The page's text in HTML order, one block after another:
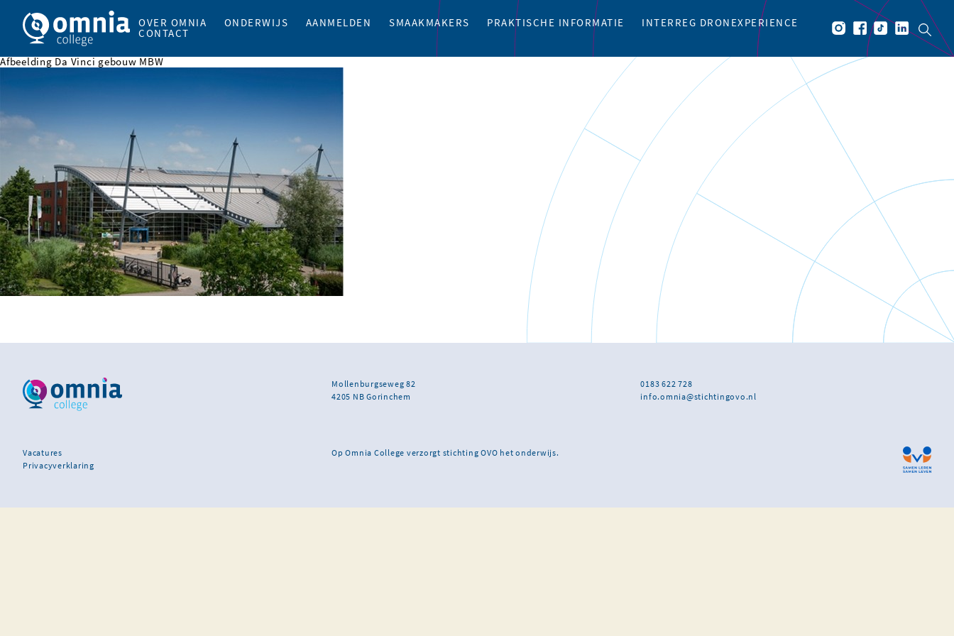
OVER OMNIA ONDERWIJS AANMELDEN SMAAKMAKERS PRAKTISCHE INFORMATIE INTERREG DRONEXPERIENCE
CONTACT
Afbeelding Da Vinci gebouw MBW
Mollenburgseweg 82
4205 NB Gorinchem
0183 622 728
info.omnia@stichtingovo.nl
Vacatures
Privacyverklaring
Op Omnia College verzorgt stichting OVO het onderwijs.